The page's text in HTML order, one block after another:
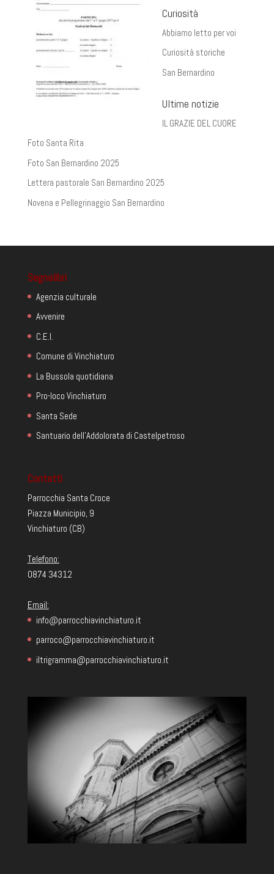
Curiosità
Abbiamo letto per voi
Curiosità storiche
San Bernardino
Ultime notizie
IL GRAZIE DEL CUORE
Foto Santa Rita
Foto San Bernardino 2025
Lettera pastorale San Bernardino 2025
Novena e Pellegrinaggio San Bernardino
Segnalibri
Agenzia culturale
Avvenire
C.E.I.
Comune di Vinchiaturo
La Bussola quotidiana
Pro-loco Vinchiaturo
Santa Sede
Santuario dell'Addolorata di Castelpetroso
Contatti
Parrocchia Santa Croce
Piazza Municipio, 9
Vinchiaturo (CB)
Telefono:
0874 34312
Email:
info@parrocchiavinchiaturo.it
parroco@parrocchiavinchiaturo.it
iltrigramma@parrocchiavinchiaturo.it